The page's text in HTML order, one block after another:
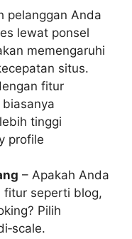
pelanggan Anda
lewat ponsel
memengaruhi
situs.
fitur
biasanya
tinggi
profile
– Apakah Anda
fitur seperti blog,
Pilih